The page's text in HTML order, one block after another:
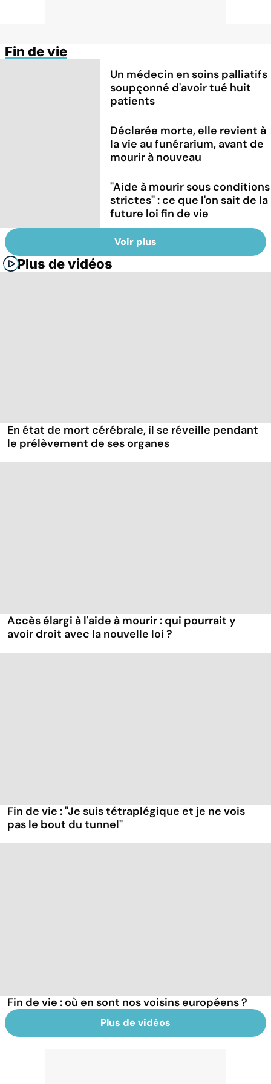
Fin de vie
Un médecin en soins palliatifs
soupçonné d'avoir tué huit
patients
Déclarée morte, elle revient à
la vie au funérarium, avant de
mourir à nouveau
"Aide à mourir sous conditions
strictes" : ce que l'on sait de la
future loi fin de vie
Voir plus
Plus de vidéos
En état de mort cérébrale, il se réveille pendant
le prélèvement de ses organes
Accès élargi à l'aide à mourir : qui pourrait y
avoir droit avec la nouvelle loi ?
Fin de vie : "Je suis tétraplégique et je ne vois
pas le bout du tunnel"
Fin de vie : où en sont nos voisins européens ?
Plus de vidéos